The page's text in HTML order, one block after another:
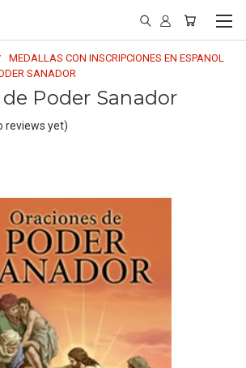
MEDALLAS CON INSCRIPCIONES EN ESPANOL
SANADOR
Poder Sanador
reviews yet)